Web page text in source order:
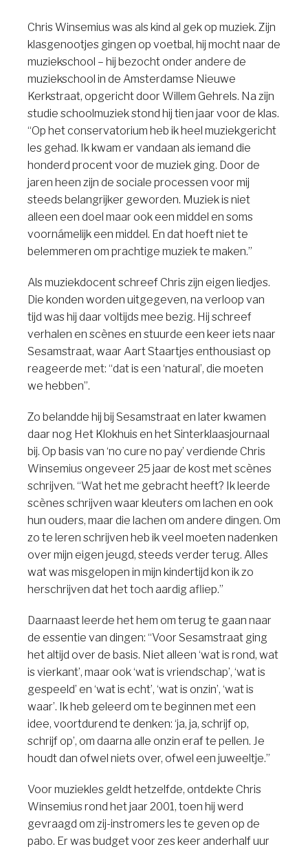
Chris Winsemius was als kind al gek op muziek. Zijn
klasgenootjes gingen op voetbal, hij mocht naar de
muziekschool – hij bezocht onder andere de
muziekschool in de Amsterdamse Nieuwe
Kerkstraat, opgericht door Willem Gehrels. Na zijn
studie schoolmuziek stond hij tien jaar voor de klas.
“Op het conservatorium heb ik heel muziekgericht
les gehad. Ik kwam er vandaan als iemand die
honderd procent voor de muziek ging. Door de
jaren heen zijn de sociale processen voor mij
steeds belangrijker geworden. Muziek is niet
alleen een doel maar ook een middel en soms
voornámelijk een middel. En dat hoeft niet te
belemmeren om prachtige muziek te maken.”
Als muziekdocent schreef Chris zijn eigen liedjes.
Die konden worden uitgegeven, na verloop van
tijd was hij daar voltijds mee bezig. Hij schreef
verhalen en scènes en stuurde een keer iets naar
Sesamstraat, waar Aart Staartjes enthousiast op
reageerde met: “dat is een ‘natural’, die moeten
we hebben”.
Zo belandde hij bij Sesamstraat en later kwamen
daar nog Het Klokhuis en het Sinterklaasjournaal
bij. Op basis van ‘no cure no pay’ verdiende Chris
Winsemius ongeveer 25 jaar de kost met scènes
schrijven. “Wat het me gebracht heeft? Ik leerde
scènes schrijven waar kleuters om lachen en ook
hun ouders, maar die lachen om andere dingen. Om
zo te leren schrijven heb ik veel moeten nadenken
over mijn eigen jeugd, steeds verder terug. Alles
wat was misgelopen in mijn kindertijd kon ik zo
herschrijven dat het toch aardig afliep.”
Daarnaast leerde het hem om terug te gaan naar
de essentie van dingen: “Voor Sesamstraat ging
het altijd over de basis. Niet alleen ‘wat is rond, wat
is vierkant’, maar ook ‘wat is vriendschap’, ‘wat is
gespeeld’ en ‘wat is echt’, ‘wat is onzin’, ‘wat is
waar’. Ik heb geleerd om te beginnen met een
idee, voortdurend te denken: ‘ja, ja, schrijf op,
schrijf op’, om daarna alle onzin eraf te pellen. Je
houdt dan ofwel niets over, ofwel een juweeltje.”
Voor muziekles geldt hetzelfde, ontdekte Chris
Winsemius rond het jaar 2001, toen hij werd
gevraagd om zij-instromers les te geven op de
pabo. Er was budget voor zes keer anderhalf uur